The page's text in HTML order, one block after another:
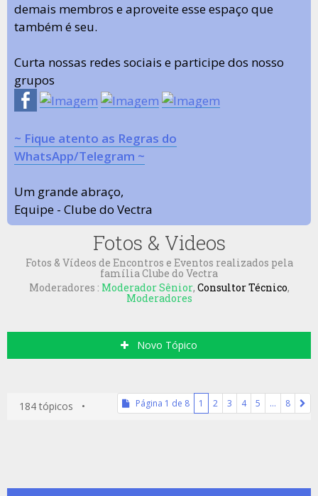
demais membros e aproveite esse espaço que
também é seu.
Curta nossas redes sociais e participe dos nosso
grupos
~ Fique atento as Regras do
WhatsApp/Telegram ~
Um grande abraço,
Equipe - Clube do Vectra
Fotos & Videos
Fotos & Vídeos de Encontros e Eventos realizados pela
família Clube do Vectra
Moderadores : Moderador Sênior, Consultor Técnico,
Moderadores
Novo Tópico
184 tópicos • Página 1 de 8 1 2 3 4 5 … 8